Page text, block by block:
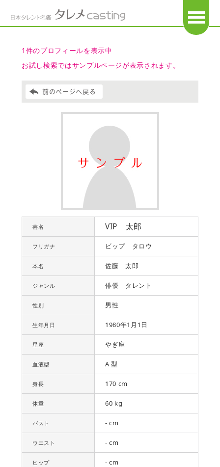
1件のプロフィールを表示中
お試し検索ではサンプルページが表示されます。
前のページへ戻る
芸名 VIP 太郎
フリガナ ビップ タロウ
本名 佐藤 太郎
ジャンル 俳優 タレント
性別 男性
生年月日 1980年1月1日
星座 やぎ座
血液型 A 型
身長 170 cm
体重 60 kg
バスト - cm
ウエスト - cm
ヒップ - cm